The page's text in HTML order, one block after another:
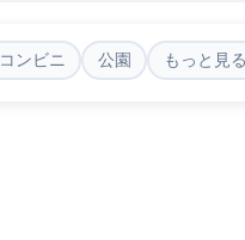
コンビニ 公園 もっと見る